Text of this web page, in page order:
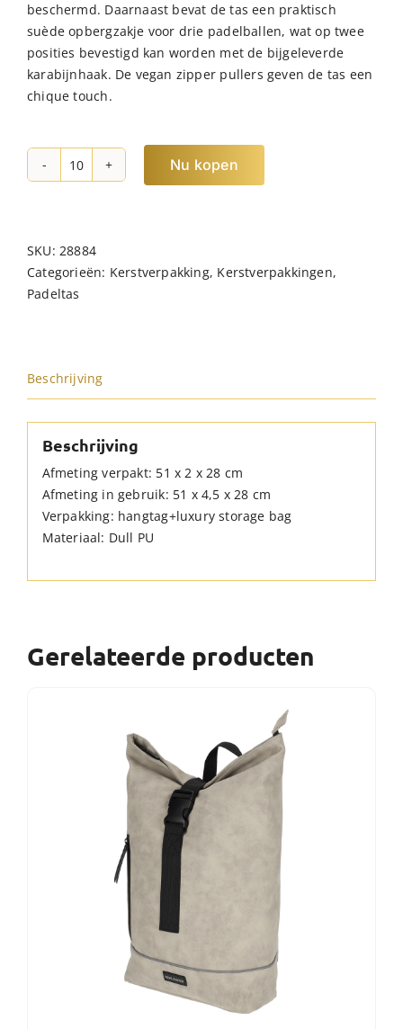
beschermd. Daarnaast bevat de tas een praktisch
suède opbergzakje voor drie padelballen, wat op twee
posities bevestigd kan worden met de bijgeleverde
karabijnhaak. De vegan zipper pullers geven de tas een
chique touch.
NORLÄNDER
Racket
Draagtas
Zwart
Nu kopen
SKU:28884
Categorieën: Kerstverpakking, Kerstverpakkingen,
Padeltas
Beschrijving
Beschrijving
Afmeting verpakt: 51 x 2 x 28 cm
Afmeting in gebruik: 51 x 4,5 x 28 cm
Verpakking: hangtag+luxury storage bag
Materiaal: Dull PU
Gerelateerde producten